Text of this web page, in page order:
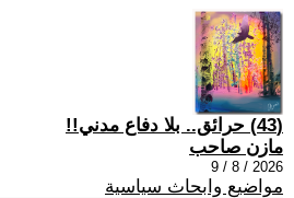
(43) حرائق.. بلا دفاع مدني!!
مازن صاحب
2026 / 8 / 9
مواضيع وابحاث سياسية